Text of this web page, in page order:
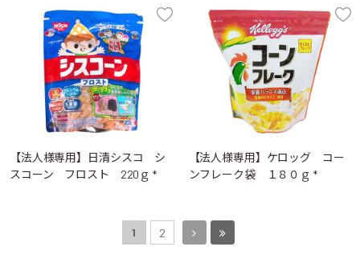
【法人様専用】日清シスコ シ
スコーン フロスト 220ｇ *
【法人様専用】ケロッグ コー
ンフレーク袋 １８０ｇ *
1 2